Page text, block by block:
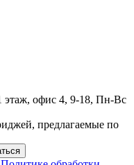
этаж, офис 4, 9-18, Пн-Вс
предлагаемые по